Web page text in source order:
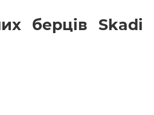
берців Skadi